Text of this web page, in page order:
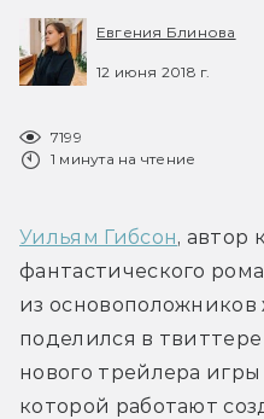
Евгения Блинова
12 июня 2018 г.
7199
1 минута на чтение
Уильям Гибсон, автор
фантастического
из основоположников
поделился в
нового трейлера
которой работают